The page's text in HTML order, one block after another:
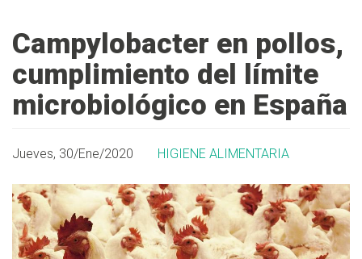
Campylobacter en pollos,
cumplimiento del límite
microbiológico en España
Jueves, 30/Ene/2020 HIGIENE ALIMENTARIA